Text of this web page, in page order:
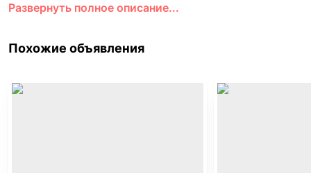
Развернуть полное описание...
Leaderfins Pure Carbon черные, жесткость Medium
2.
Forza 49-50 -или другие на выбор ) + лопасти
3.
Похожие объявления